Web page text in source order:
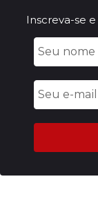
Inscreva-se